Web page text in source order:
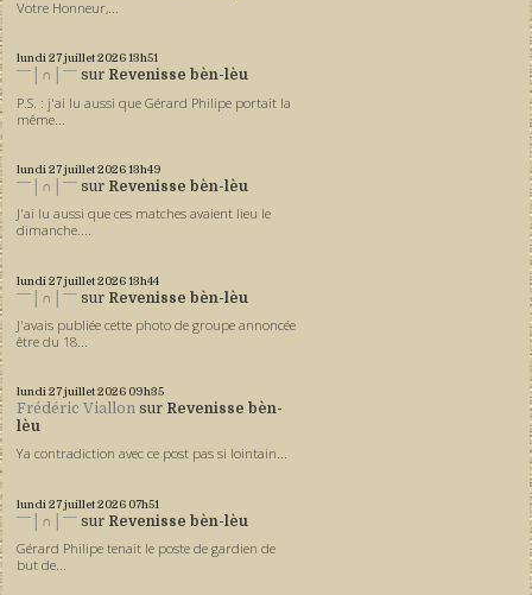
Votre Honneur,...
lundi 27juillet 202613h51
ˉˉˉ│∩│ˉˉˉ sur Revenisse bèn-lèu
P.S. : j'ai lu aussi que Gérard Philipe portait la
même...
lundi 27juillet 202613h49
ˉˉˉ│∩│ˉˉˉ sur Revenisse bèn-lèu
J'ai lu aussi que ces matches avaient lieu le
dimanche....
lundi 27juillet 202613h44
ˉˉˉ│∩│ˉˉˉ sur Revenisse bèn-lèu
J'avais publiée cette photo de groupe annoncée
être du 18...
lundi 27juillet 2026 09h35
Frédéric Viallon sur Revenisse bèn-
lèu
Ya contradiction avec ce post pas si lointain...
lundi 27juillet 2026 07h51
ˉˉˉ│∩│ˉˉˉ sur Revenisse bèn-lèu
Gérard Philipe tenait le poste de gardien de
but de...